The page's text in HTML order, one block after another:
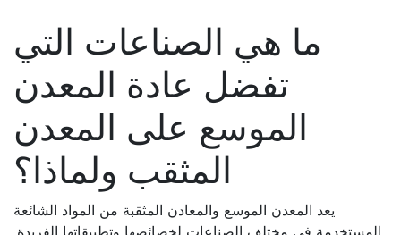
ما هي الصناعات التي
تفضل عادة المعدن
الموسع على المعدن
المثقب ولماذا؟
يعد المعدن الموسع والمعادن المثقبة من المواد الشائعة
المستخدمة في مختلف الصناعات لخصائصها وتطبيقاتها الفريدة.